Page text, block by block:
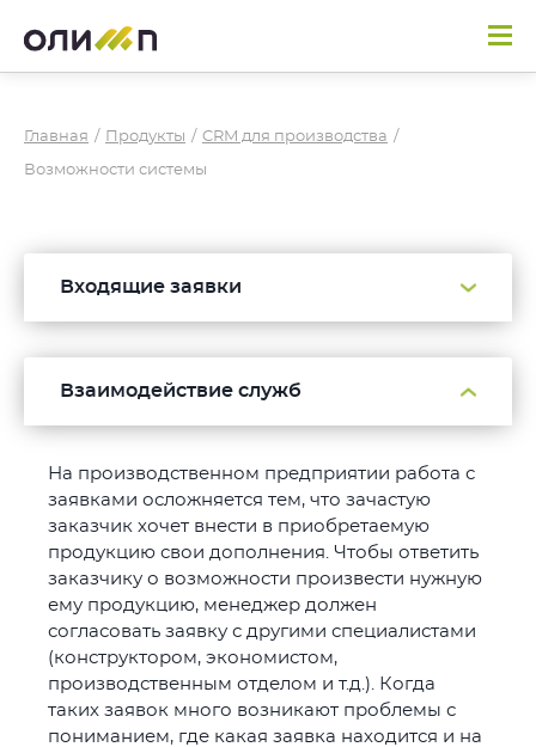
Главная / Продукты / CRM для производства /
Возможности системы
Входящие заявки
Взаимодействие служб
На производственном предприятии работа с
заявками осложняется тем, что зачастую
заказчик хочет внести в приобретаемую
продукцию свои дополнения. Чтобы ответить
заказчику о возможности произвести нужную
ему продукцию, менеджер должен
согласовать заявку с другими специалистами
(конструктором, экономистом,
производственным отделом и т.д.). Когда
таких заявок много возникают проблемы с
пониманием, где какая заявка находится и на